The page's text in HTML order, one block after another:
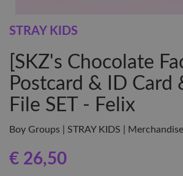
STRAY KIDS
[SKZ's Chocolate
Postcard & ID Card
File SET - Felix
Boy Groups | STRAY KIDS |
€ 26,50